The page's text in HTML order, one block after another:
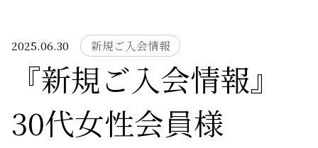
HOME
2025.06.30 新規ご入会情報
『新規ご入会情報』
30代女性会員様